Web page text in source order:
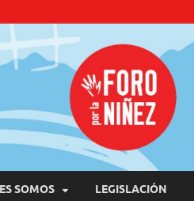
SOMOS LEGISLACIÓN